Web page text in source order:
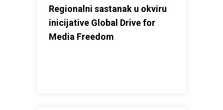
Regionalni sastanak u okviru
inicijative Global Drive for
Media Freedom